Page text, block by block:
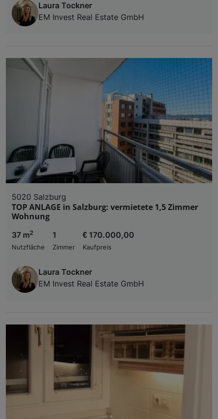
Laura Tockner
EM Invest Real Estate GmbH
5020 Salzburg
TOP ANLAGE in Salzburg: vermietete 1,5 Zimmer
Wohnung
37 m2
Nutzfläche
1
Zimmer
€ 170.000,00
Kaufpreis
Laura Tockner
EM Invest Real Estate GmbH